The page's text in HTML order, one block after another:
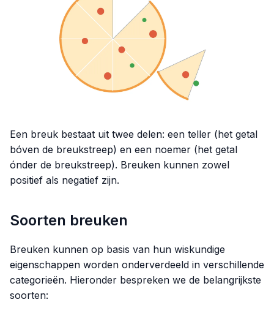
Een breuk bestaat uit twee delen: een teller (het getal
bóven de breukstreep) en een noemer (het getal
ónder de breukstreep). Breuken kunnen zowel
positief als negatief zijn.
Soorten breuken
Breuken kunnen op basis van hun wiskundige
eigenschappen worden onderverdeeld in verschillende
categorieën. Hieronder bespreken we de belangrijkste
soorten: